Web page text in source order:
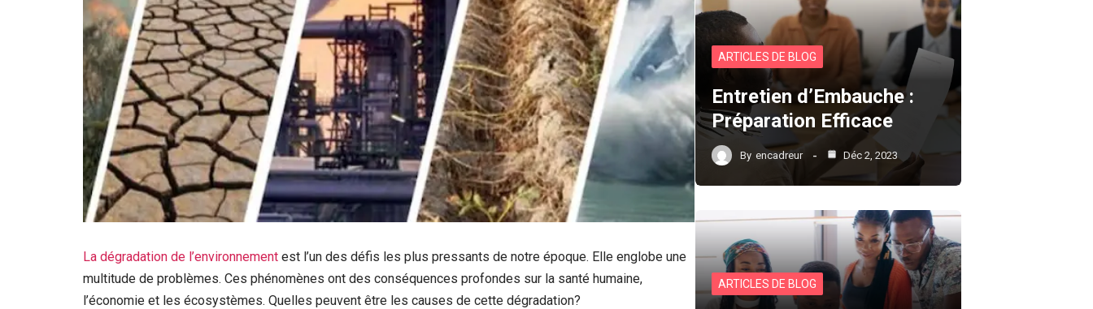
La dégradation de l’environnement est l’un des défis les plus pressants de notre époque. Elle englobe une
multitude de problèmes. Ces phénomènes ont des conséquences profondes sur la santé humaine,
l’économie et les écosystèmes. Quelles peuvent être les causes de cette dégradation?
ARTICLES DE BLOG
Entretien d’Embauche :
Préparation Efficace
By encadreur Déc 2, 2023
ARTICLES DE BLOG